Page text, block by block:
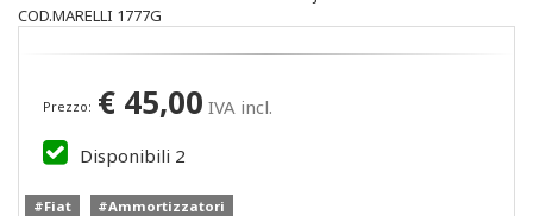
COD.MARELLI 1777G
Prezzo: € 45,00 IVA incl.
Disponibili 2
#Fiat #Ammortizzatori